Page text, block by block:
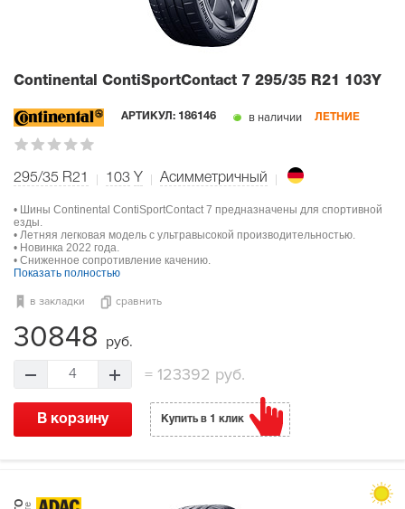
Continental ContiSportContact 7 295/35 R21 103Y
АРТИКУЛ: 186146 в наличии ЛЕТНИЕ
295/35 R21 103 Y Асимметричный
• Шины Continental ContiSportContact 7 предназначены для спортивной
езды.
• Летняя легковая модель с ультравысокой производительностью.
• Новинка 2022 года.
• Сниженное сопротивление качению.
Показать полностью
в закладки сравнить
30848 руб.
4 = 123392 руб.
В корзину Купить в 1 клик